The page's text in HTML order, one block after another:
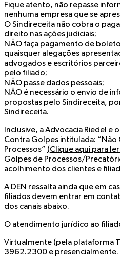
Fique atento, não repasse
nenhuma empresa que se
O Sindireceita não cobra o
direito nas ações judiciais;
NÃO faça pagamento de
quaisquer alegações
advogados e escritórios
pelo filiado;
NÃO passe dados pessoais;
NÃO é necessário o envio de
propostas pelo Sindireceita,
Sindireceita.
Inclusive, a Advocacia Riedel
Contra Golpes intitulada: “Não
Processos” (Clique aqui para
Golpes de Processos/
acolhimento dos clientes e
A DEN ressalta ainda que em
filiados devem entrar em
dos canais abaixo.
O atendimento jurídico ao
Virtualmente (pela plataforma
3962.2300 e presencialmente.